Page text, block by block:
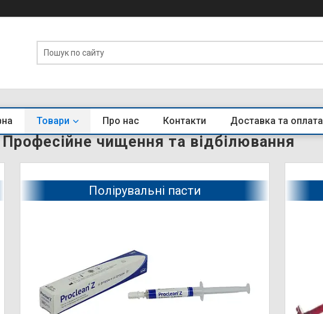
Товари Про нас Контакти Доставка та оплата
Професійне чищення та відбілювання
Полірувальні пасти